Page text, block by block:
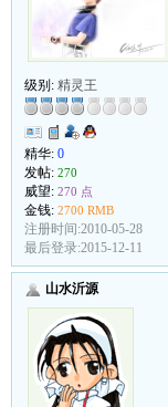
级别: 精灵王
精华: 0
发帖: 270
威望: 270 点
金钱: 2700 RMB
注册时间:2010-05-28
最后登录:2015-12-11
山水沂源